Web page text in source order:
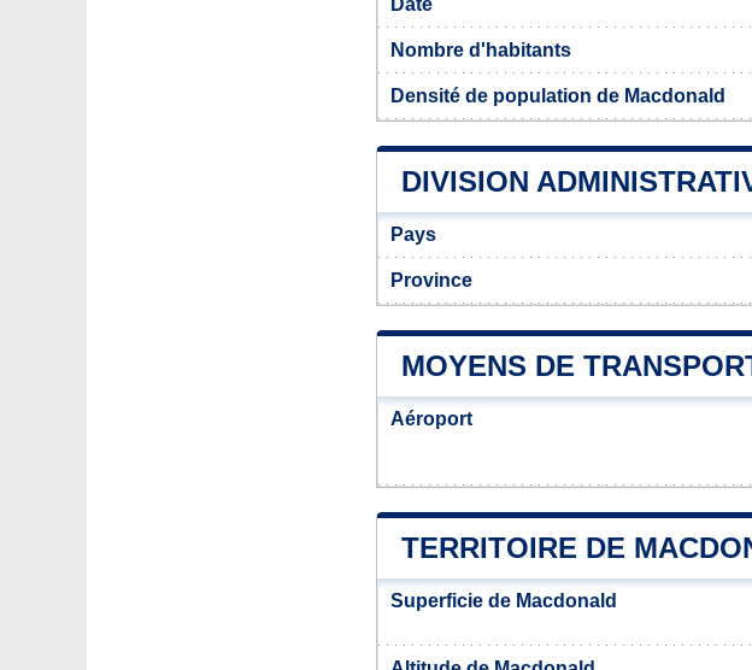
Date
Nombre d'habitants
Densité de population de Macdonald
DIVISION
Pays
Province
MOYENS DE
Aéroport
TERRITOIRE DE
Superficie de Macdonald